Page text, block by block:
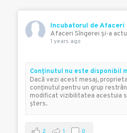
Incubatorul de Afaceri
Afaceri Sîngerei şi-a
1 years ago
Conţinutul nu este disponibil
Dacă vezi acest mesaj,
conţinutul pentru un grup
modificat vizibilitatea acestuia
şters.
2 1 0